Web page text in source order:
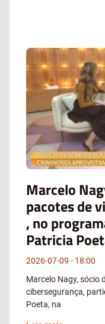
Marcelo
pacotes de
, no
Patricia
2026-07-09
18:00
Marcelo Nagy, sócio
cibersegurança,
Poeta, na